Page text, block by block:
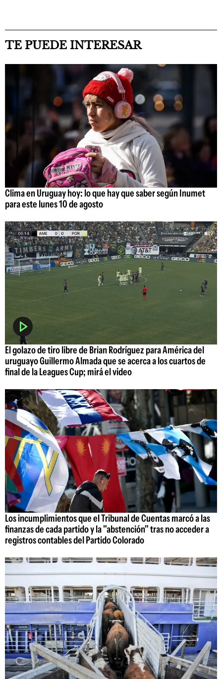
TE PUEDE INTERESAR
Clima en Uruguay hoy: lo que hay que saber según Inumet
para este lunes 10 de agosto
El golazo de tiro libre de Brian Rodríguez para América del
uruguayo Guillermo Almada que se acerca a los cuartos de
final de la Leagues Cup; mirá el video
Los incumplimientos que el Tribunal de Cuentas marcó a las
finanzas de cada partido y la "abstención" tras no acceder a
registros contables del Partido Colorado